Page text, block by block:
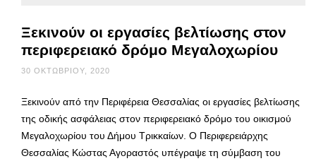
Ξεκινούν οι εργασίες βελτίωσης στον
περιφερειακό δρόμο Μεγαλοχωρίου
30 ΟΚΤΩΒΡΊΟΥ, 2020
Ξεκινούν από την Περιφέρεια Θεσσαλίας οι εργασίες βελτίωσης
της οδικής ασφάλειας στον περιφερειακό δρόμο του οικισμού
Μεγαλοχωρίου του Δήμου Τρικκαίων. Ο Περιφερειάρχης
Θεσσαλίας Κώστας Αγοραστός υπέγραψε τη σύμβαση του